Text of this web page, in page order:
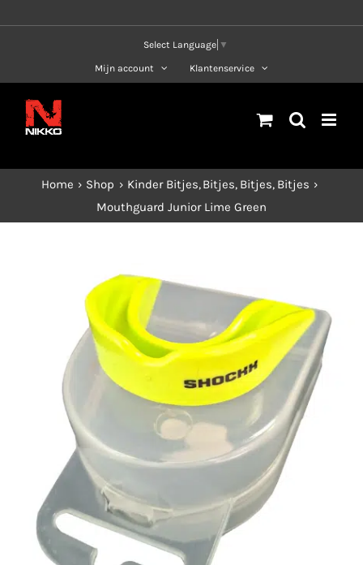
Select Language ▼
Mijn account Klantenservice
Home Shop Kinder Bitjes Bitjes Bitjes Bitjes
Mouthguard Junior Lime Green